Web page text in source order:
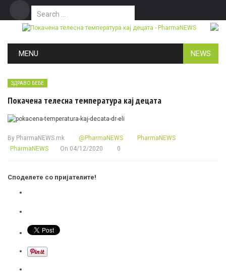
Search for:
MENU NEWS
ЗДРАВО БЕБЕ
Покачена телесна температура кај децата
By PharmaNEWS.mk @PharmaNEWS
PharmaNEWS
PharmaNEWS
On 04/12/2020 0
Споделете со пријателите!